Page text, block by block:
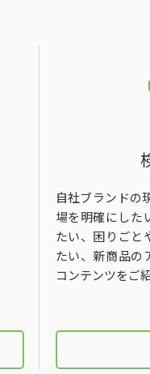
自社ブランドの
場を明確にした
たい、困りごと
たい、新商品の
コンテンツをご